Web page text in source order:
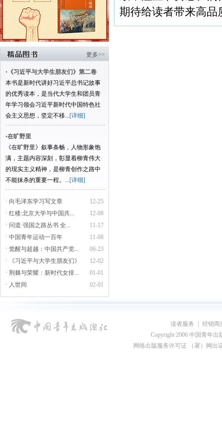
更多>>
· 《习近平与大学生朋友们》第二卷
本书是新时代讲好习近平总书记故事
的优秀读本，是当代大学生和团员青
年学习领会习近平新时代中国特色社
会主义思想，坚定不移...[详细]
·在旷野里
《在旷野里》叙事条畅，人物形象饱
满，主题内容深刻，彰显着柳青伟大
的现实主义精神，是柳青创作之路中
不能抹杀的重要一程。...[详细]
12-25
· 向毛泽东学习写文章
12-08
· 红楼:北京大学与中国共...
11-17
· 问道·强国之路丛书 全...
11-08
· 中国青年运动一百年
06-23
· 觉醒与超越：中国共产党...
12-02
· 《习近平与大学生朋友们》
01-01
· 荆棘与荣耀：新时代女排...
02-01
· 人世间
期待给读者带来高品
读者服务
经销商
Copyright 2006 中国青年出
网络出版服务许可证 （署）网出